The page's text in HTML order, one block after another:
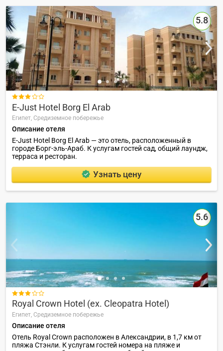
5.8

E-Just Hotel Borg El Arab
Египет, Средиземное побережье
Описание отеля
E-Just Hotel Borg El Arab — это отель, расположенный в
городе Борг-эль-Араб. К услугам гостей сад, общий лаундж,
терраса и ресторан.
Узнать цену
5.6

Royal Crown Hotel (ex. Cleopatra Hotel)
Египет, Средиземное побережье
Описание отеля
Отель Royal Crown расположен в Александрии, в 1,7 км от
пляжа Стэнли. К услугам гостей номера на пляже и